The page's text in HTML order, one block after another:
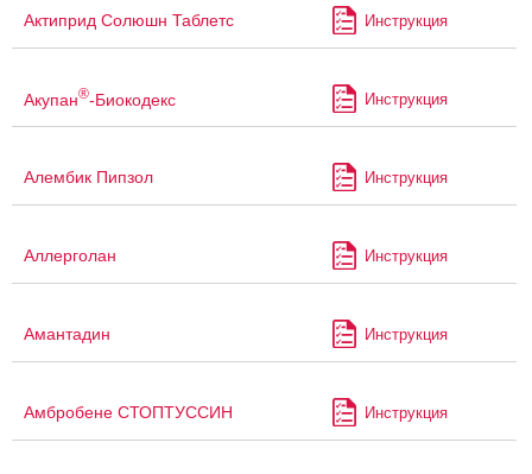
Актиприд Солюшн Таблетс Инструкция
Акупан®-Биокодекс Инструкция
Алембик Пипзол Инструкция
Аллерголан Инструкция
Амантадин Инструкция
Амбробене СТОПТУССИН Инструкция